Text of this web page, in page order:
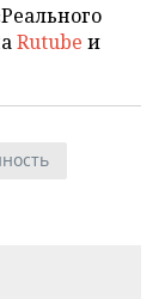
Rutube и